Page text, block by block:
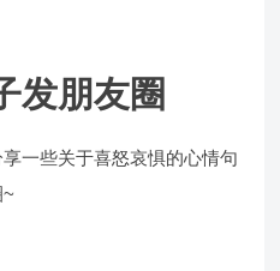
发朋友圈
一些关于喜怒哀惧的心情句